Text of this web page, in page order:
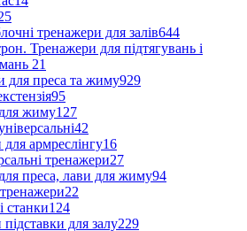
тренажери для залів644
Тренажери для підтягувань і
21
для преса та жиму929
95
жиму127
42
армреслінгу16
тренажери27
преса, лави для жиму94
тренажери22
станки124
для залу229